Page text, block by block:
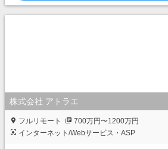
株式会社 アトラエ
フルリモート
700万円〜1200万円
インターネット/Webサービス・ASP